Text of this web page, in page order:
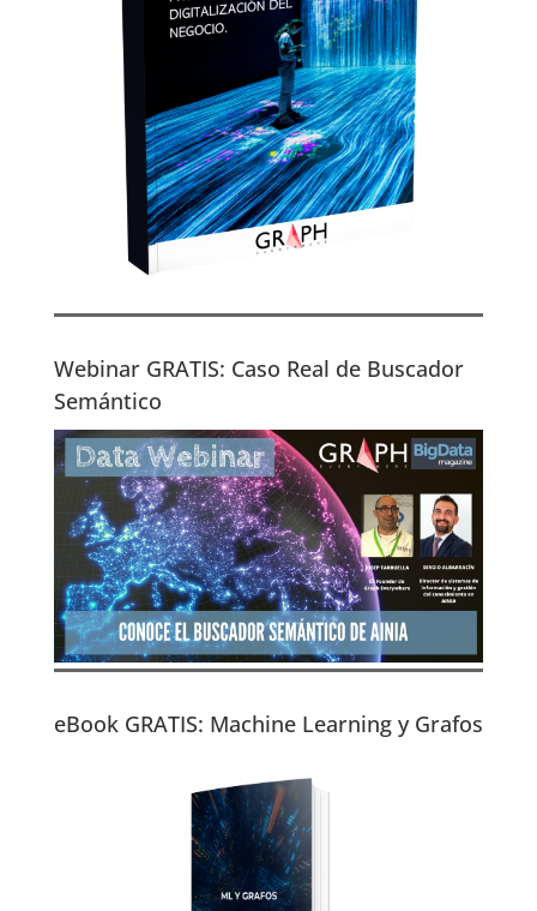
Webinar GRATIS: Caso Real de Buscador
Semántico
eBook GRATIS: Machine Learning y Grafos